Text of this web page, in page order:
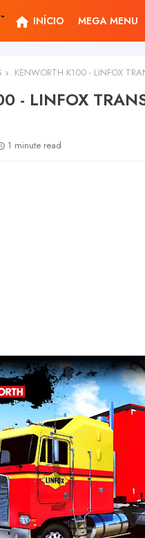
home INÍCIO MEGA MENU
KENWORTH K100 - LINFOX
- LINFOX
1 minute read